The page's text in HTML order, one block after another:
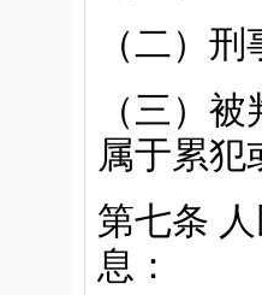
（二）
（三）
属于累犯
第七条
息：